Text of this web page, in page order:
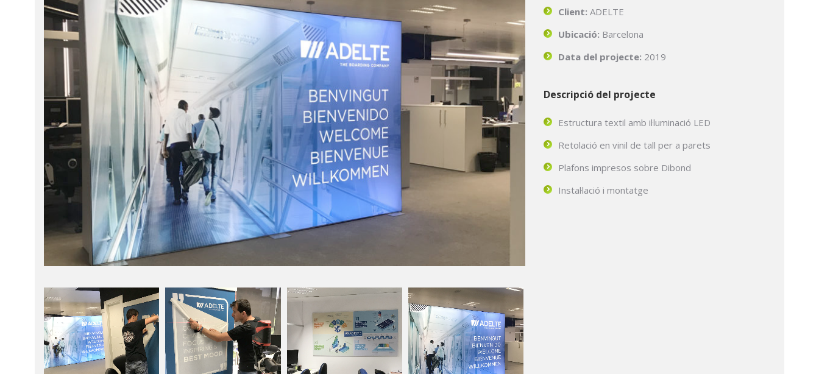
Client: ADELTE
Ubicació: Barcelona
Data del projecte: 2019
Descripció del projecte
Estructura textil amb il·luminació LED
Retolació en vinil de tall per a parets
Plafons impresos sobre Dibond
Instal·lació i montatge